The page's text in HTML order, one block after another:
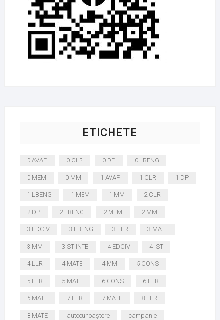
ETICHETE
0 AVAP 0 CLR 0 DP 0 LBENG
0 MEM 0 MM 1 AVAP 1 CLR 1 DP
1 LBENG 1 MEM 1 MM 2 CLR
2 DP 2 LBENG 2 MEM 2 MM
3 EDCIV 3 LBENG 3 LLR 3 MATE
3 MM 3 STIINTE 4 EDCIV 4 IST
4 LLR 4 MATE 4 MM 5 CONS
5 LLR 5 MATE 6 CONS 6 LLR
6 MATE 7 LLR 7 MATE 8 LLR
8 MATE autocunoaștere campanie